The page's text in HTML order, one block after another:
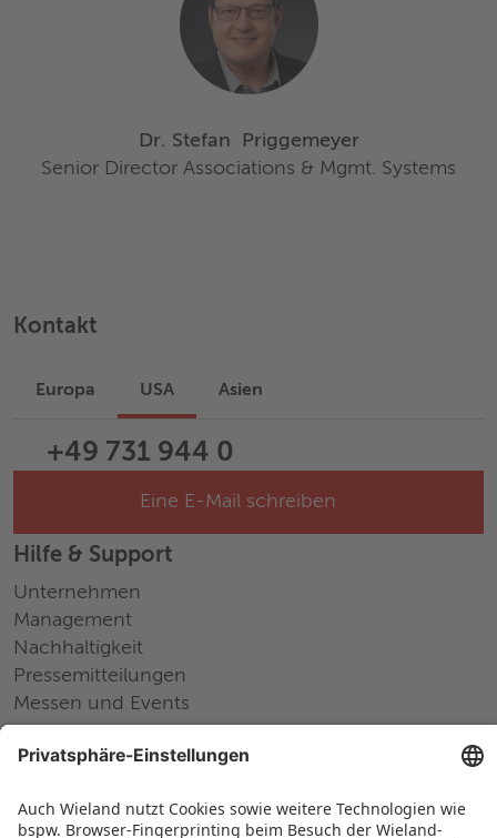
Dr. Stefan
Priggemeyer
Senior Director Associations & Mgmt. Systems
Kontakt
Europa USA Asien
+49 731 944 0
Eine E-Mail schreiben
Hilfe & Support
Unternehmen
Management
Nachhaltigkeit
Pressemitteilungen
Messen und Events
Karriere
Jobs Europa